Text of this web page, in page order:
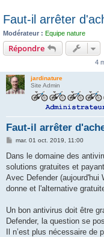
Faut-il arrêter
Modérateur : Equipe nature
Répondre
4
jardinature
Site Admin
Faut-il arrêter
M
s
a
g
mar. 01 oct. 2019, 11:00
Dans le domaine des
solutions gratuites et
Avec Defender
donne et l'alternative
Un bon antivirus doit être
Defender, la question se
Il n’est plus nécessaire de